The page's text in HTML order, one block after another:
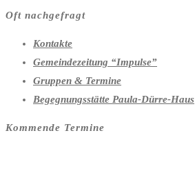
Oft nachgefragt
Kontakte
Gemeindezeitung “Impulse”
Gruppen & Termine
Begegnungsstätte Paula-Dürre-Haus
Kommende Termine